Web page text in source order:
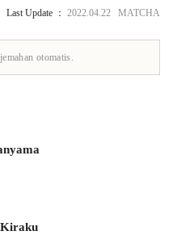
Last Update ： 2022.04.22 MATCHA
otomatis.
Kiraku